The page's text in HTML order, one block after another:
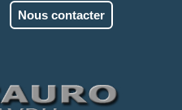
Nous contacter